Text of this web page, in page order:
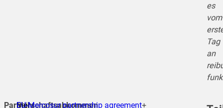
es
vom
Tag
an
Partnerschaftsabkommen
Bei
Mehr
EU-Mercosur partnership agreement+